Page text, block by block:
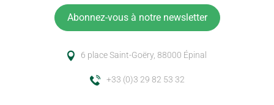
Abonnez-vous à notre newsletter
6 place Saint-Goëry, 88000 Épinal
+33 (0)3 29 82 53 32